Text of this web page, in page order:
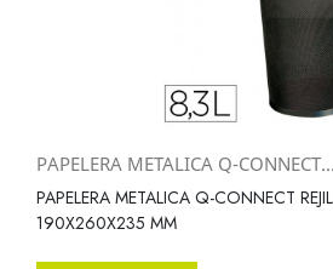
PAPELERA METALICA Q-CONNECT...
PAPELERA METALICA Q-CONNECT
190X260X235 MM